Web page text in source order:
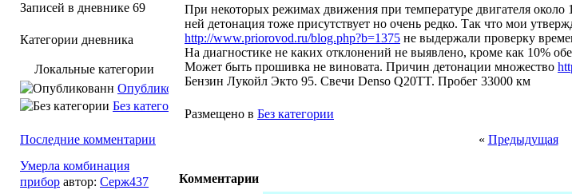
При некоторых режимах движения при температуре двигателя
ней детонация тоже присутствует но очень редко. Так что мои
http://www.priorovod.ru/blog.php?b=1375 не выдержали проверку
На диагностике не каких отклонений не выявлено, кроме как 10%
Может быть прошивка не виновата. Причин детонации множество
Бензин Лукойл Экто 95. Свечи Denso Q20TT. Пробег 33000 км
Размещено в Без категории
« Предыдущая
Комментарии
Записей в дневнике 69
Категории дневника
Локальные категории
Опубликованн
Без категории
Последние комментарии
Умерла комбинация
прибор автор: Серж437